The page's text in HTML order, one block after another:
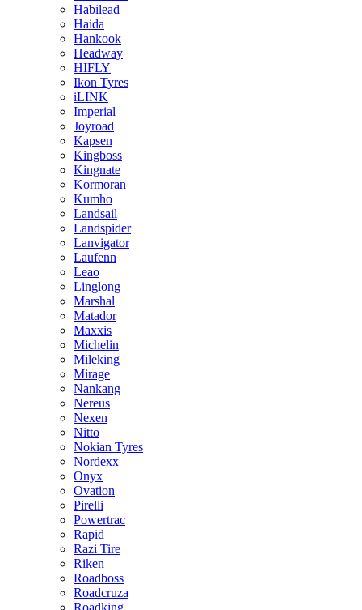
Habilead
Haida
Hankook
Headway
HIFLY
Ikon Tyres
iLINK
Imperial
Joyroad
Kapsen
Kingboss
Kingnate
Kormoran
Kumho
Landsail
Landspider
Lanvigator
Laufenn
Leao
Linglong
Marshal
Matador
Maxxis
Michelin
Mileking
Mirage
Nankang
Nereus
Nexen
Nitto
Nokian Tyres
Nordexx
Onyx
Ovation
Pirelli
Powertrac
Rapid
Razi Tire
Riken
Roadboss
Roadcruza
Roadking